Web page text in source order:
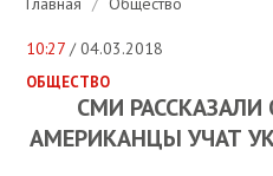
10:27 / 04.03.2018
ОБЩЕСТВО
СМИ РАССКАЗАЛИ
АМЕРИКАНЦЫ УЧАТ